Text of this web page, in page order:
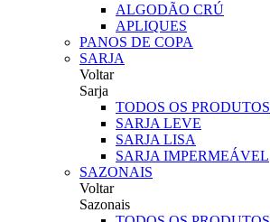
ALGODÃO CRÚ
APLIQUES
PANOS DE COPA
SARJA
Voltar
Sarja
TODOS OS PRODUTOS
SARJA LEVE
SARJA LISA
SARJA IMPERMEÁVEL
SAZONAIS
Voltar
Sazonais